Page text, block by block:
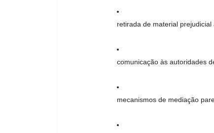
retirada de material
comunicação às autoridades
mecanismos de mediação